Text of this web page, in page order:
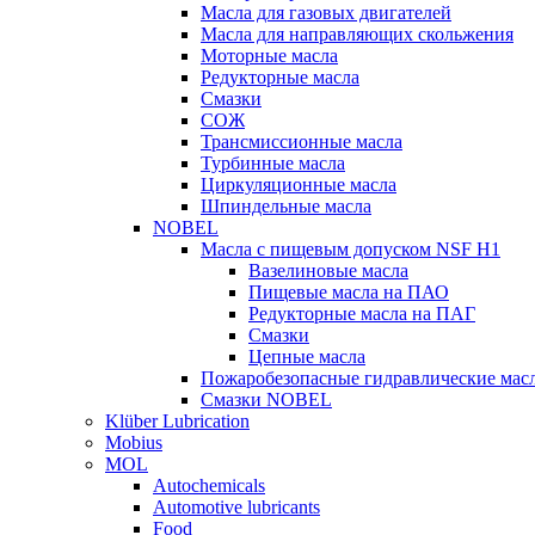
Масла для газовых двигателей
Масла для направляющих скольжения
Моторные масла
Редукторные масла
Смазки
СОЖ
Трансмиссионные масла
Турбинные масла
Циркуляционные масла
Шпиндельные масла
NOBEL
Масла с пищевым допуском NSF H1
Вазелиновые масла
Пищевые масла на ПАО
Редукторные масла на ПАГ
Смазки
Цепные масла
Пожаробезопасные гидравлические
Смазки NOBEL
Klüber Lubrication
Mobius
MOL
Autochemicals
Automotive lubricants
Food